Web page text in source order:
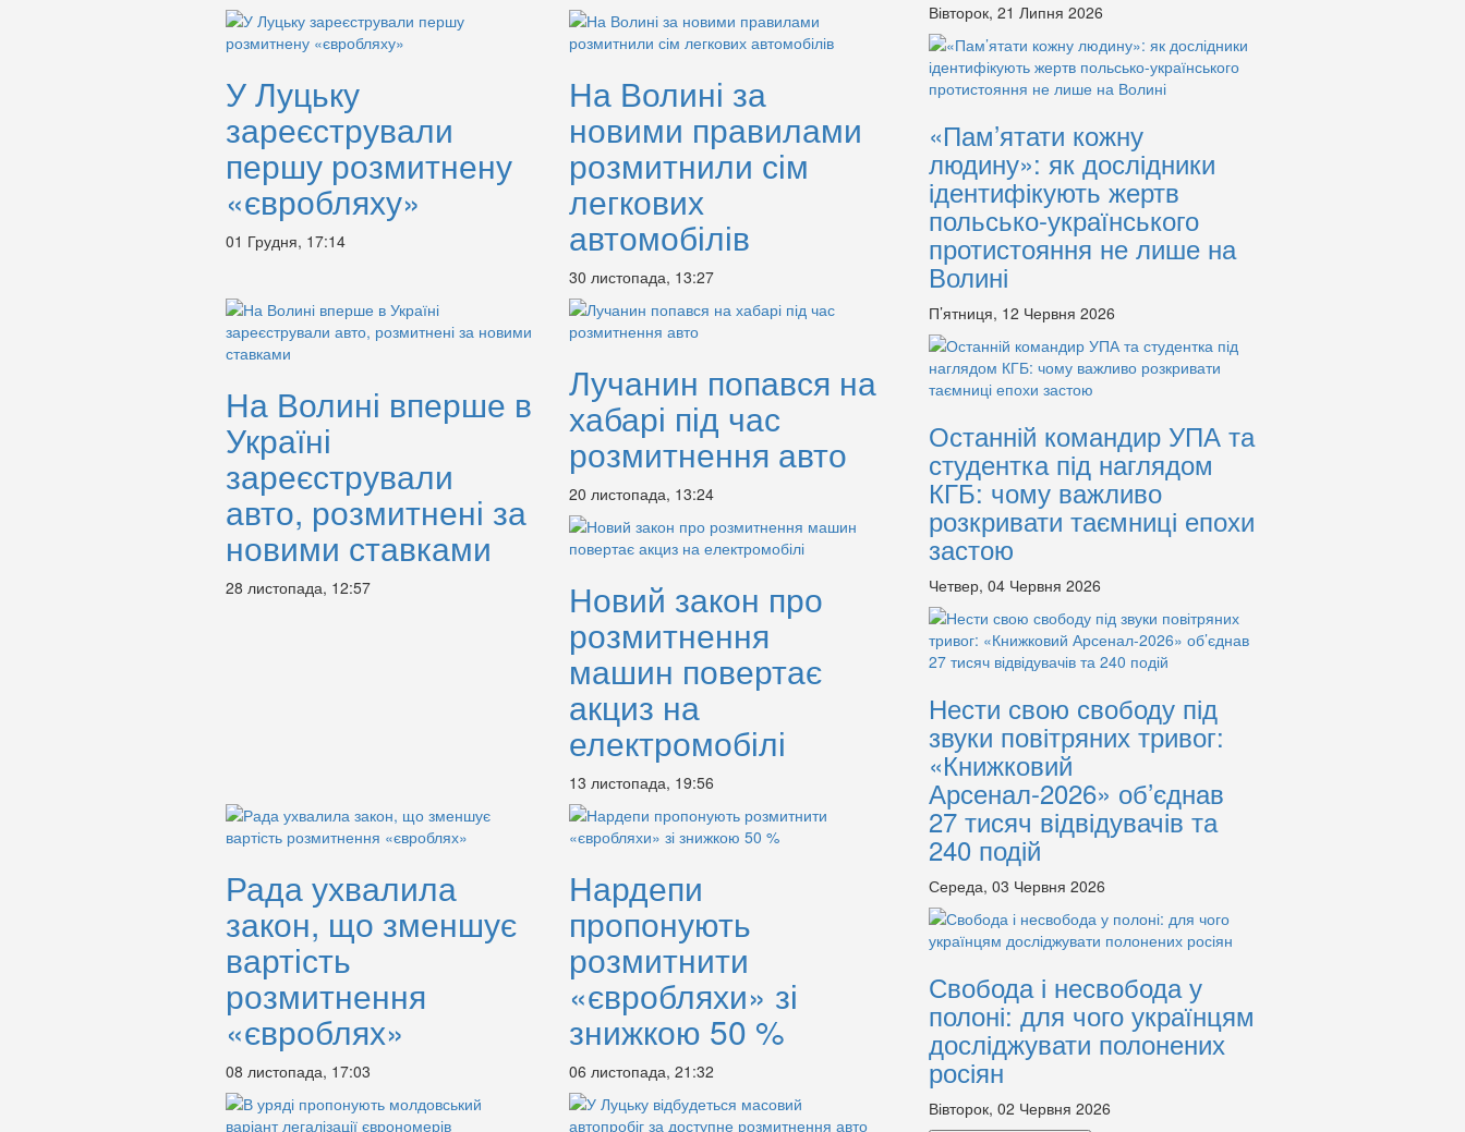
У Луцьку
зареєстрували
першу розмитнену
«євробляху»
01 Грудня, 17:14
На Волині за
новими правилами
розмитнили сім
легкових
автомобілів
30 листопада, 13:27
На Волині вперше в
Україні
зареєстрували
авто, розмитнені за
новими ставками
28 листопада, 12:57
Лучанин попався на
хабарі під час
розмитнення авто
20 листопада, 13:24
Новий закон про
розмитнення
машин повертає
акциз на
електромобілі
13 листопада, 19:56
Рада ухвалила
закон, що зменшує
вартість
розмитнення
«євроблях»
08 листопада, 17:03
Нардепи
пропонують
розмитнити
«євробляхи» зі
знижкою 50 %
06 листопада, 21:32
Вівторок, 21 Липня 2026
«Пам’ятати кожну
людину»: як дослідники
ідентифікують жертв
польсько-українського
протистояння не лише на
Волині
П’ятниця, 12 Червня 2026
Останній командир УПА та
студентка під наглядом
КГБ: чому важливо
розкривати таємниці епохи
застою
Четвер, 04 Червня 2026
Нести свою свободу під
звуки повітряних тривог:
«Книжковий
Арсенал-2026» об’єднав
27 тисяч відвідувачів та
240 подій
Середа, 03 Червня 2026
Свобода і несвобода у
полоні: для чого українцям
досліджувати полонених
росіян
Вівторок, 02 Червня 2026